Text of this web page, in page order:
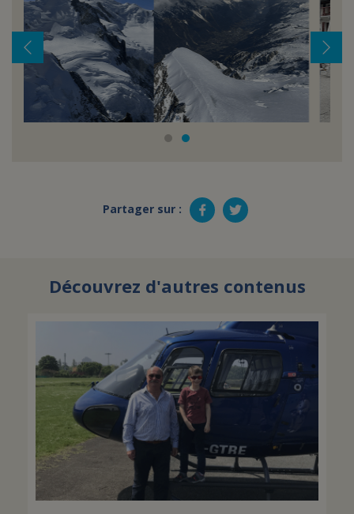
Partager sur :
Découvrez d'autres contenus